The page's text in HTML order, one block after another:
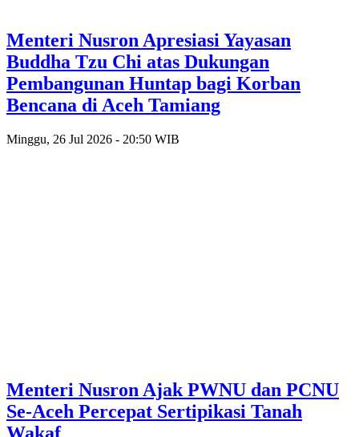
Menteri Nusron Apresiasi Yayasan
Buddha Tzu Chi atas Dukungan
Pembangunan Huntap bagi Korban
Bencana di Aceh Tamiang
Minggu, 26 Jul 2026 - 20:50 WIB
Menteri Nusron Ajak PWNU dan PCNU
Se-Aceh Percepat Sertipikasi Tanah